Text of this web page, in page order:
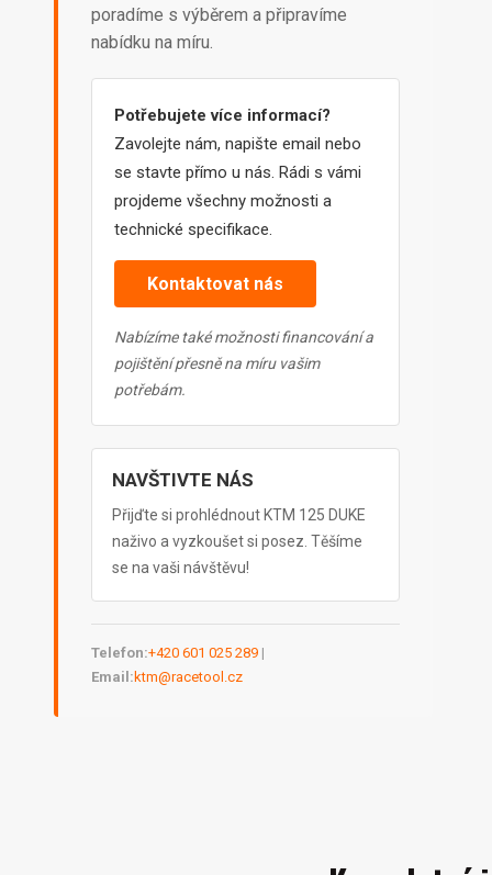
poradíme s výběrem a připravíme
nabídku na míru.
Potřebujete více informací?
Zavolejte nám, napište email nebo
se stavte přímo u nás. Rádi s vámi
projdeme všechny možnosti a
technické specifikace.
Kontaktovat nás
Nabízíme také možnosti financování a
pojištění přesně na míru vašim
potřebám.
NAVŠTIVTE NÁS
Přijďte si prohlédnout KTM 125 DUKE
naživo a vyzkoušet si posez. Těšíme
se na vaši návštěvu!
Telefon:+420 601 025 289 |
Email: ktm@racetool.cz